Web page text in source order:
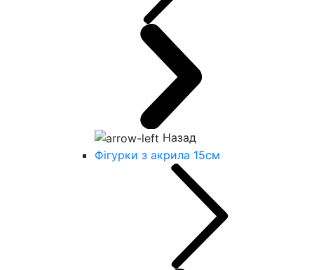
Назад
Фігурки з акрила 15см